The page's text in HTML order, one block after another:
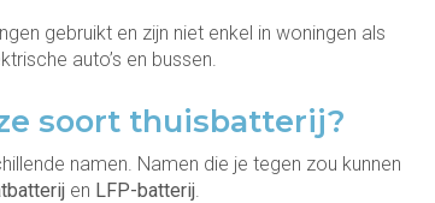
gebruikt en zijn niet enkel in woningen als
auto’s en bussen.
soort thuisbatterij?
namen. Namen die je tegen zou kunnen
en LFP-batterij.